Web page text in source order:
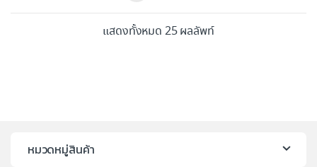
แสดงทั้งหมด 25 ผลลัพท์
หมวดหมู่สินค้า